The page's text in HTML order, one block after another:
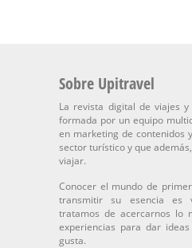
Sobre Upitravel
La revista digital de viajes
formada por un equipo
en marketing de contenidos
sector turístico y que
viajar.
Conocer el mundo de
transmitir su esencia es
tratamos de acercarnos lo
experiencias para dar
gusta.